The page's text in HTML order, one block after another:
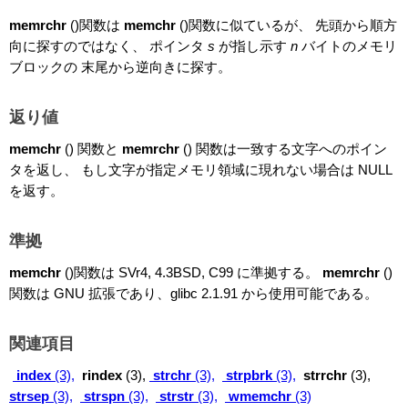
memrchr ()関数は memchr ()関数に似ているが、 先頭から順方
向に探すのではなく、 ポインタ s が指し示す n バイトのメモリ
ブロックの 末尾から逆向きに探す。
返り値
memchr () 関数と memrchr () 関数は一致する文字へのポイン
タを返し、 もし文字が指定メモリ領域に現れない場合は NULL
を返す。
準拠
memchr ()関数は SVr4, 4.3BSD, C99 に準拠する。 memrchr ()
関数は GNU 拡張であり、glibc 2.1.91 から使用可能である。
関連項目
index (3), rindex (3), strchr (3), strpbrk (3), strrchr (3),
strsep (3), strspn (3), strstr (3), wmemchr (3)